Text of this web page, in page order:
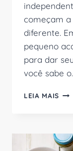
começam a
diferente.
pequeno
para dar
você sabe
LEIA MAIS
O